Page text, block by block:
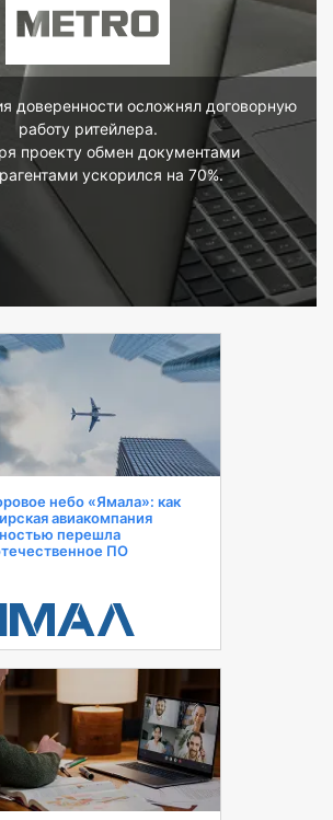
доверенности осложнял договорную
работу ритейлера.
проекту обмен документами
ускорился на 70%.
небо «Ямала»: как
авиакомпания
перешла
ПО